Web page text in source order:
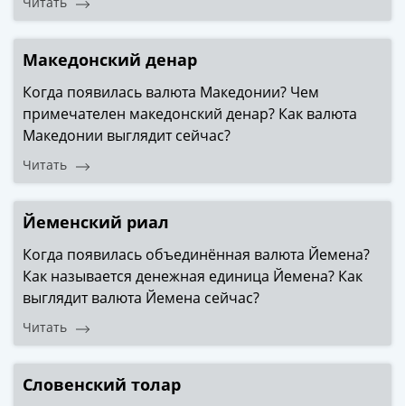
Македонский денар
Когда появилась валюта Македонии? Чем
примечателен македонский денар? Как валюта
Македонии выглядит сейчас?
Читать
Йеменский риал
Когда появилась объединённая валюта Йемена?
Как называется денежная единица Йемена? Как
выглядит валюта Йемена сейчас?
Читать
Словенский толар